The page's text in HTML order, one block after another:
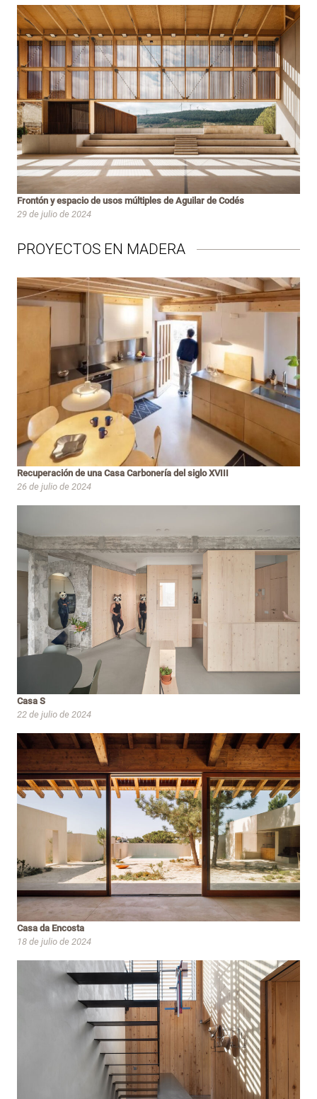
Frontón y espacio de usos múltiples de Aguilar de Codés
29 de julio de 2024
PROYECTOS EN MADERA
Recuperación de una Casa Carbonería del siglo XVIII
26 de julio de 2024
Casa S
22 de julio de 2024
Casa da Encosta
18 de julio de 2024